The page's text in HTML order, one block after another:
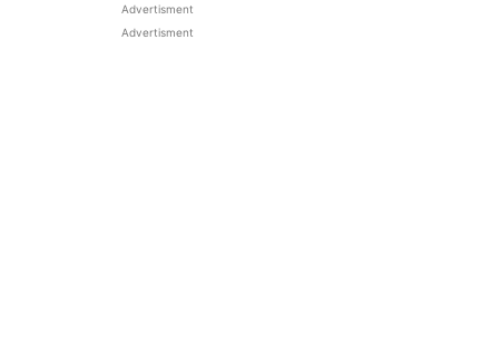
Advertisment
Advertisment